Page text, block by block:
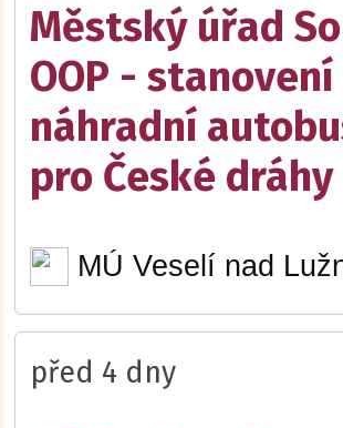
Městský úřad
OOP -
náhradní
pro České dráhy
MÚ Veselí nad
před 4 dny